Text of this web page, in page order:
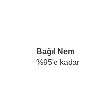
Bağıl Nem
%95'e kadar